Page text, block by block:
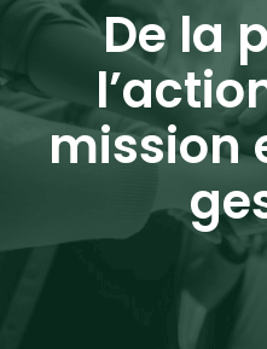
De la
mission